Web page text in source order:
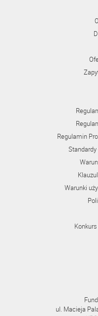
Regulamin
Warunki
ul. Macieja